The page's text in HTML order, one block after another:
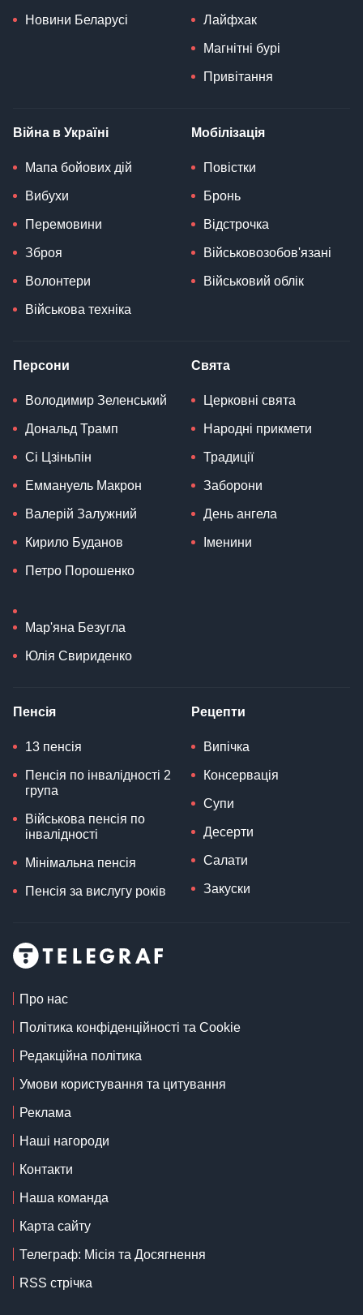
Новини Беларусі Лайфхак
Магнітні бурі
Привітання
Війна в Україні
Мапа бойових дій
Вибухи
Перемовини
Зброя
Волонтери
Військова техніка
Мобілізація
Повістки
Бронь
Відстрочка
Військовозобов'язані
Військовий облік
Персони
Володимир Зеленський
Дональд Трамп
Сі Цзіньпін
Еммануель Макрон
Валерій Залужний
Кирило Буданов
Петро Порошенко
Мар'яна Безугла
Юлія Свириденко
Свята
Церковні свята
Народні прикмети
Традиції
Заборони
День ангела
Іменини
Пенсія
13 пенсія
Пенсія по інвалідності 2
група
Військова пенсія по
інвалідності
Мінімальна пенсія
Пенсія за вислугу років
Рецепти
Випічка
Консервація
Супи
Десерти
Салати
Закуски
Про нас
Політика конфіденційності та Cookie
Редакційна політика
Умови користування та цитування
Реклама
Наші нагороди
Контакти
Наша команда
Карта сайту
Телеграф: Місія та Досягнення
RSS стрічка